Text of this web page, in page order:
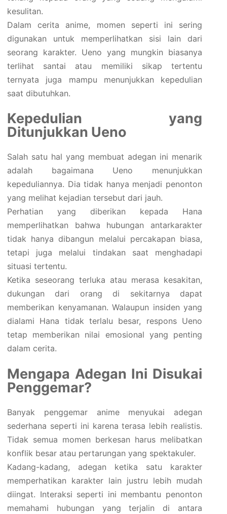
kesulitan.
Dalam cerita anime, momen seperti ini sering
digunakan untuk memperlihatkan sisi lain dari
seorang karakter. Ueno yang mungkin biasanya
terlihat santai atau memiliki sikap tertentu
ternyata juga mampu menunjukkan kepedulian
saat dibutuhkan.
Kepedulian yang
Ditunjukkan Ueno
Salah satu hal yang membuat adegan ini menarik
adalah bagaimana Ueno menunjukkan
kepeduliannya. Dia tidak hanya menjadi penonton
yang melihat kejadian tersebut dari jauh.
Perhatian yang diberikan kepada Hana
memperlihatkan bahwa hubungan antarkarakter
tidak hanya dibangun melalui percakapan biasa,
tetapi juga melalui tindakan saat menghadapi
situasi tertentu.
Ketika seseorang terluka atau merasa kesakitan,
dukungan dari orang di sekitarnya dapat
memberikan kenyamanan. Walaupun insiden yang
dialami Hana tidak terlalu besar, respons Ueno
tetap memberikan nilai emosional yang penting
dalam cerita.
Mengapa Adegan Ini Disukai
Penggemar?
Banyak penggemar anime menyukai adegan
sederhana seperti ini karena terasa lebih realistis.
Tidak semua momen berkesan harus melibatkan
konflik besar atau pertarungan yang spektakuler.
Kadang-kadang, adegan ketika satu karakter
memperhatikan karakter lain justru lebih mudah
diingat. Interaksi seperti ini membantu penonton
memahami hubungan yang terjalin di antara